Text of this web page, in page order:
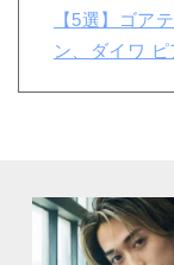
【5選】ゴア
ン、ダイワ